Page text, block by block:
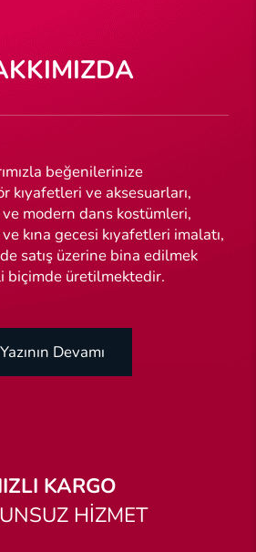
beğenilerinize
kıyafetleri ve aksesuarları,
modern dans kostümleri,
kına gecesi kıyafetleri imalatı,
satış üzerine bina edilmek
biçimde üretilmektedir.
Yazının Devamı
KARGO
HİZMET